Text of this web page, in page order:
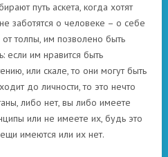
путь аскета, когда хотят
заботятся о человеке – о себе
толпы, им позволено быть
если им нравится быть
или скале, то они могут быть
до личности, то это нечто
либо нет, вы либо имеете
или не имеете их, будь это
имеются или их нет.